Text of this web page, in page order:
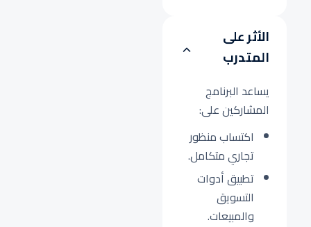
الأثر على
المتدرب
يساعد البرنامج
المشاركين على:
اكتساب منظور
تجاري متكامل.
تطبيق أدوات
التسويق
والمبيعات.